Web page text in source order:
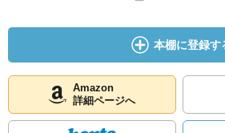
本棚に登録す
Amazon
詳細ページへ